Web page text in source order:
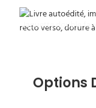
Jaquette double
Options